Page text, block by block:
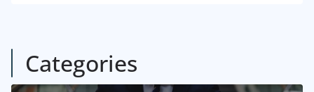
Categories